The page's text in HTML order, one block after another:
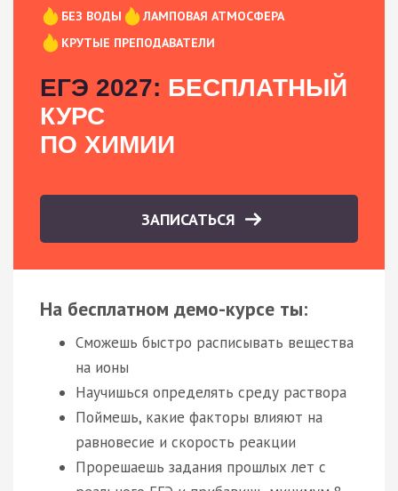
БЕЗ ВОДЫ
ЛАМПОВАЯ АТМОСФЕРА
КРУТЫЕ ПРЕПОДАВАТЕЛИ
ЕГЭ 2027: БЕСПЛАТНЫЙ
КУРС
ПО ХИМИИ
ЗАПИСАТЬСЯ
На бесплатном демо-курсе ты:
Сможешь быстро расписывать вещества
на ионы
Научишься определять среду раствора
Поймешь, какие факторы влияют на
равновесие и скорость реакции
Прорешаешь задания прошлых лет с